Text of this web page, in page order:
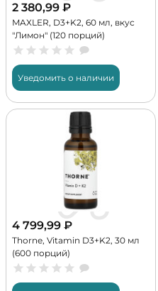
2 380,99 ₽
MAXLER, D3+K2, 60 мл, вкус
"Лимон" (120 порций)
Уведомить о наличии
4 799,99 ₽
Thorne, Vitamin D3+K2, 30 мл
(600 порций)